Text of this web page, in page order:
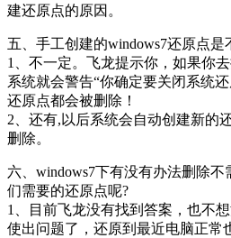
建还原点的原因。
五、手工创建的windows7还原点是
1、不一定。飞龙提示你，如果你
系统就会警告“你确定要关闭系统
还原点都会被删除！
2、还有,以后系统会自动创建新的
删除。
六、windows7下有没有办法删除
们需要的还原点呢?
1、目前飞龙没有找到答案，也不
使出问题了，还原到最近电脑正常